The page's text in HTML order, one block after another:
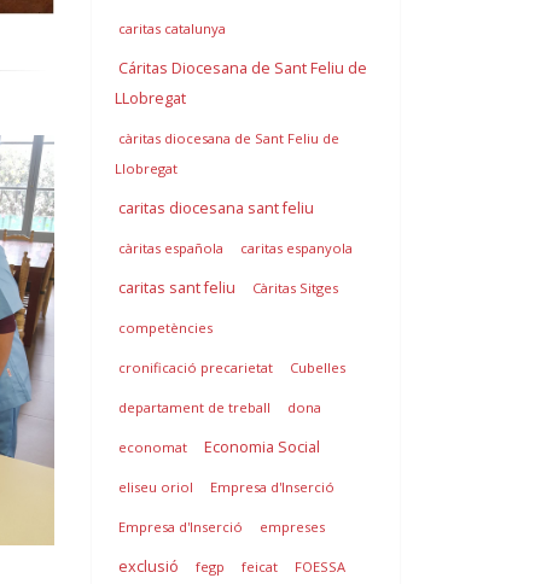
caritas catalunya
Cáritas Diocesana de Sant Feliu de
LLobregat
càritas diocesana de Sant Feliu de
Llobregat
caritas diocesana sant feliu
càritas española caritas espanyola
caritas sant feliu Càritas Sitges
competències
cronificació precarietat Cubelles
departament de treball dona
economat Economia Social
eliseu oriol Empresa d'Inserció
Empresa d'Inserció empreses
exclusió fegp feicat FOESSA